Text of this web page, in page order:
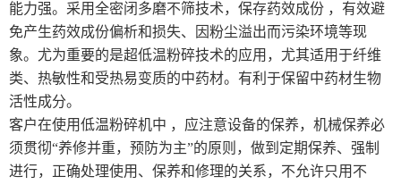
能力强。采用全密闭多磨不筛技术，保存药效成份 ，有效避
免产生药效成份偏析和损失、因粉尘溢出而污染环境等现
象。尤为重要的是超低温粉碎技术的应用，尤其适用于纤维
类、热敏性和受热易变质的中药材。有利于保留中药材生物
活性成分。
客户在使用低温粉碎机中 ，应注意设备的保养，机械保养必
须贯彻“养修并重，预防为主”的原则，做到定期保养、强制
进行，正确处理使用、保养和修理的关系，不允许只用不